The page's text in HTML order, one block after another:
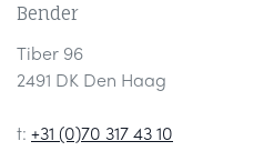
Bender
Tiber 96
2491 DK Den Haag
t: +31 (0)70 317 43 10